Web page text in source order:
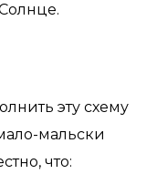
эту схему
мальски
что: